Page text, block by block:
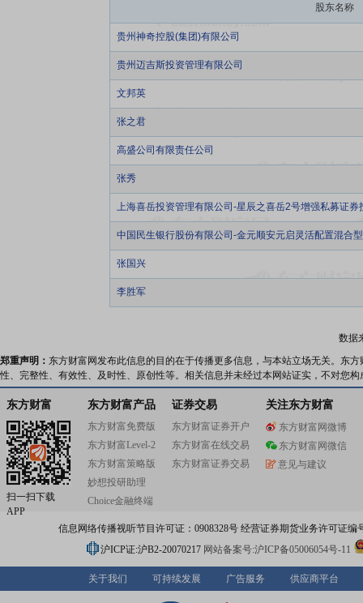
股东名称
贵州神奇控股(集团)有限公司
贵州迈吉斯投资管理有限公司
文邦英
张之君
高盛公司有限责任公司
张秀
上海喜岳投资管理有限公司-星辰之喜岳2号增强私募证券
中国民生银行股份有限公司-金元顺安元启灵活配置混合
张国兴
李胜军
数据
郑重声明： 东方财富网发布此信息的目的在于传播更多信息，与本站立场无关。东
性、完整性、有效性、及时性、原创性等。相关信息并未经过本网站证实，不对您
东方财富
扫一扫下载
APP
东方财富产品
东方财富免费版
东方财富Level-2
东方财富策略版
妙想投研助理
Choice金融终端
证券交易
东方财富证券开户
东方财富在线交易
东方财富证券交易
关注东方财富
东方财富网微博
东方财富网微信
意见与建议
信息网络传播视听节目许可证：0908328号 经营证券期货业务许可证编
沪ICP证:沪B2-20070217 网站备案号:沪ICP备05006054号-11
关于我们 可持续发展 广告服务 供应商平台